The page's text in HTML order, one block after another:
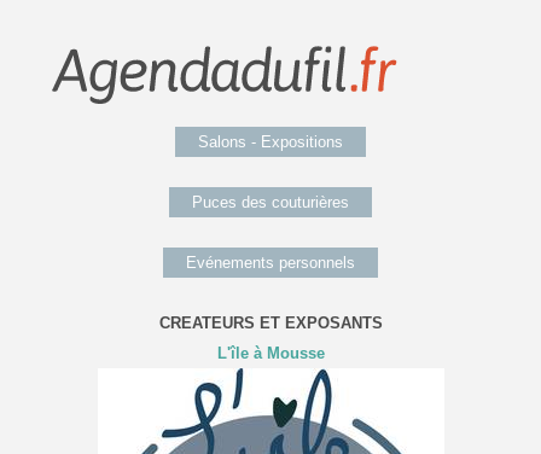
Salons - Expositions
Puces des couturières
Evénements personnels
CREATEURS ET EXPOSANTS
L'île à Mousse